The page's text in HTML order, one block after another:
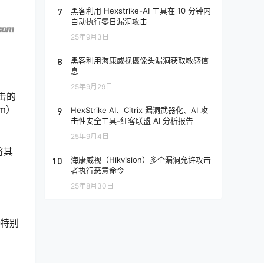
的
其
别
7
黑客利用 Hexstrike-AI 工具在 10 分钟内
自动执行零日漏洞攻击
25年9月3日
8
黑客利用海康威视摄像头漏洞获取敏感信
息
25年9月29日
9
HexStrike AI、Citrix 漏洞武器化、AI 攻
击性安全工具-红客联盟 AI 分析报告
25年9月4日
10
海康威视（Hikvision）多个漏洞允许攻击
者执行恶意命令
25年8月30日